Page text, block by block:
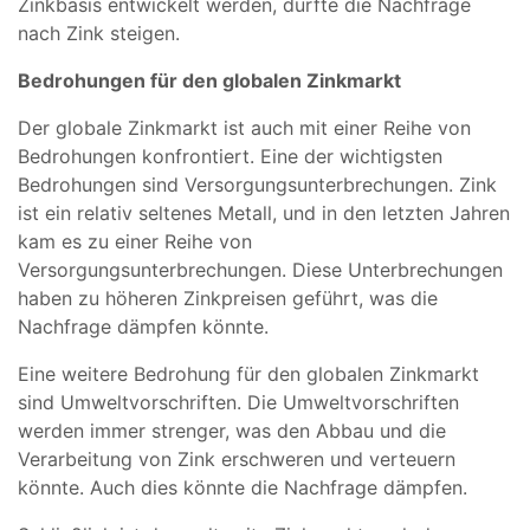
nach Zink steigen.
Bedrohungen für den globalen Zinkmarkt
Der globale Zinkmarkt ist auch mit einer Reihe von
Bedrohungen konfrontiert. Eine der wichtigsten
Bedrohungen sind Versorgungsunterbrechungen. Zink
ist ein relativ seltenes Metall, und in den letzten Jahren
kam es zu einer Reihe von
Versorgungsunterbrechungen. Diese Unterbrechungen
haben zu höheren Zinkpreisen geführt, was die
Nachfrage dämpfen könnte.
Eine weitere Bedrohung für den globalen Zinkmarkt
sind Umweltvorschriften. Die Umweltvorschriften
werden immer strenger, was den Abbau und die
Verarbeitung von Zink erschweren und verteuern
könnte. Auch dies könnte die Nachfrage dämpfen.